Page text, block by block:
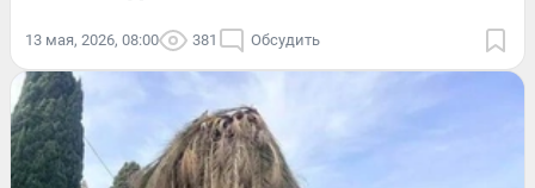
13 мая, 2026, 08:00 381 Обсудить